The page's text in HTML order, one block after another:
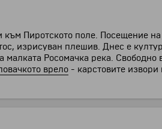
Пиротското поле. Посещение
изрисуван плешив. Днес е
Росомачка река. Свободно
врело - карстовите